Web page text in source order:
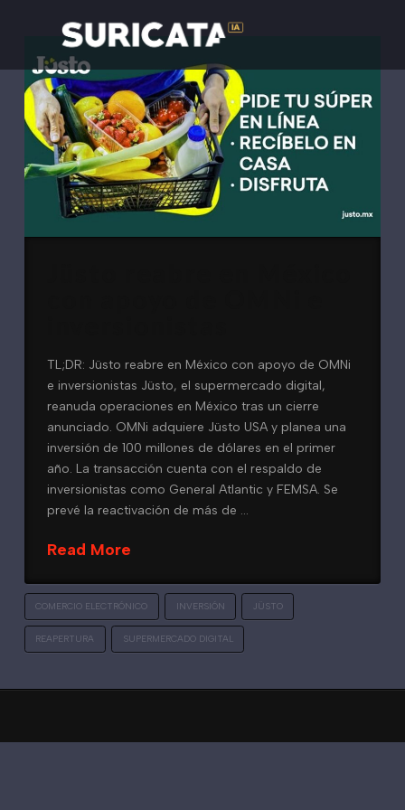
TL;DR: Jüsto reabre en México con apoyo de OMNi
e inversionistas Jüsto, el supermercado digital,
reanuda operaciones en México tras un cierre
anunciado. OMNi adquiere Jüsto USA y planea una
inversión de 100 millones de dólares en el primer
año. La transacción cuenta con el respaldo de
inversionistas como General Atlantic y FEMSA. Se
prevé la reactivación de más de …
Read More
COMERCIO ELECTRÓNICO INVERSIÓN JÜSTO
REAPERTURA SUPERMERCADO DIGITAL